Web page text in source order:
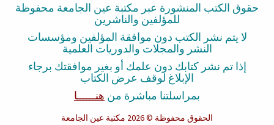
حقوق الكتب المنشورة عبر مكتبة عين الجامعة محفوظة
للمؤلفين والناشرين
لا يتم نشر الكتب دون موافقة المؤلفين ومؤسسات
النشر والمجلات والدوريات العلمية
إذا تم نشر كتابك دون علمك أو بغير موافقتك برجاء
الإبلاغ لوقف عرض الكتاب
بمراسلتنا مباشرة من هنــــــا
الحقوق محفوظة © 2026 مكتبة عين الجامعة